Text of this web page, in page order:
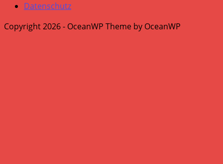
Datenschutz
Copyright 2026 - OceanWP Theme by OceanWP